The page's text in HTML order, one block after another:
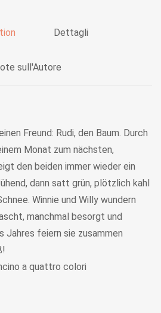
Dettagli
sull'Autore
Freund: Rudi, den Baum. Durch
Monat zum nächsten,
den beiden immer wieder ein
dann satt grün, plötzlich kahl
Winnie und Willy wundern
manchmal besorgt und
Jahres feiern sie zusammen
a quattro colori